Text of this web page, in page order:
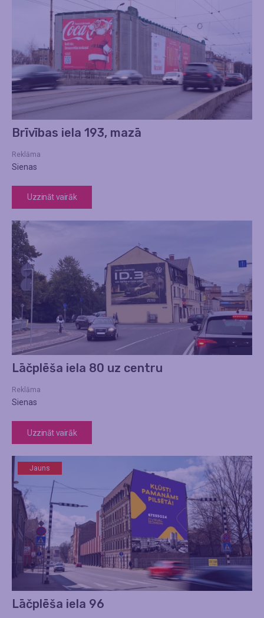
Brīvības iela 193, mazā
Reklāma
Sienas
Uzzināt vairāk
Lāčplēša iela 80 uz centru
Reklāma
Sienas
Uzzināt vairāk
Jauns
Lāčplēša iela 96